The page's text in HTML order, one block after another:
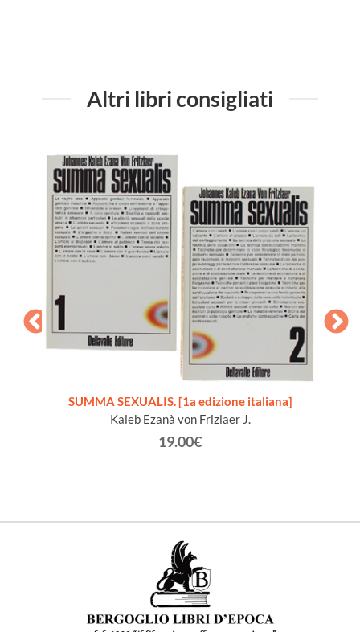
Altri libri consigliati
SUMMA SEXUALIS. [1a edizione italiana]
Kaleb Ezanà von Frizlaer J.
19.00€